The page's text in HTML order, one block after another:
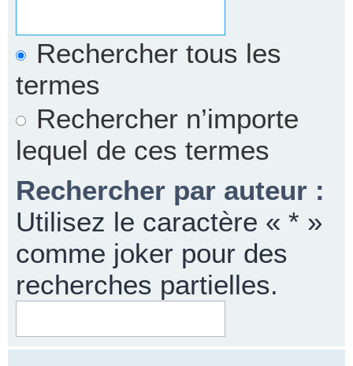
Rechercher tous les
termes
Rechercher n’importe
lequel de ces termes
Rechercher par auteur :
Utilisez le caractère « * »
comme joker pour des
recherches partielles.